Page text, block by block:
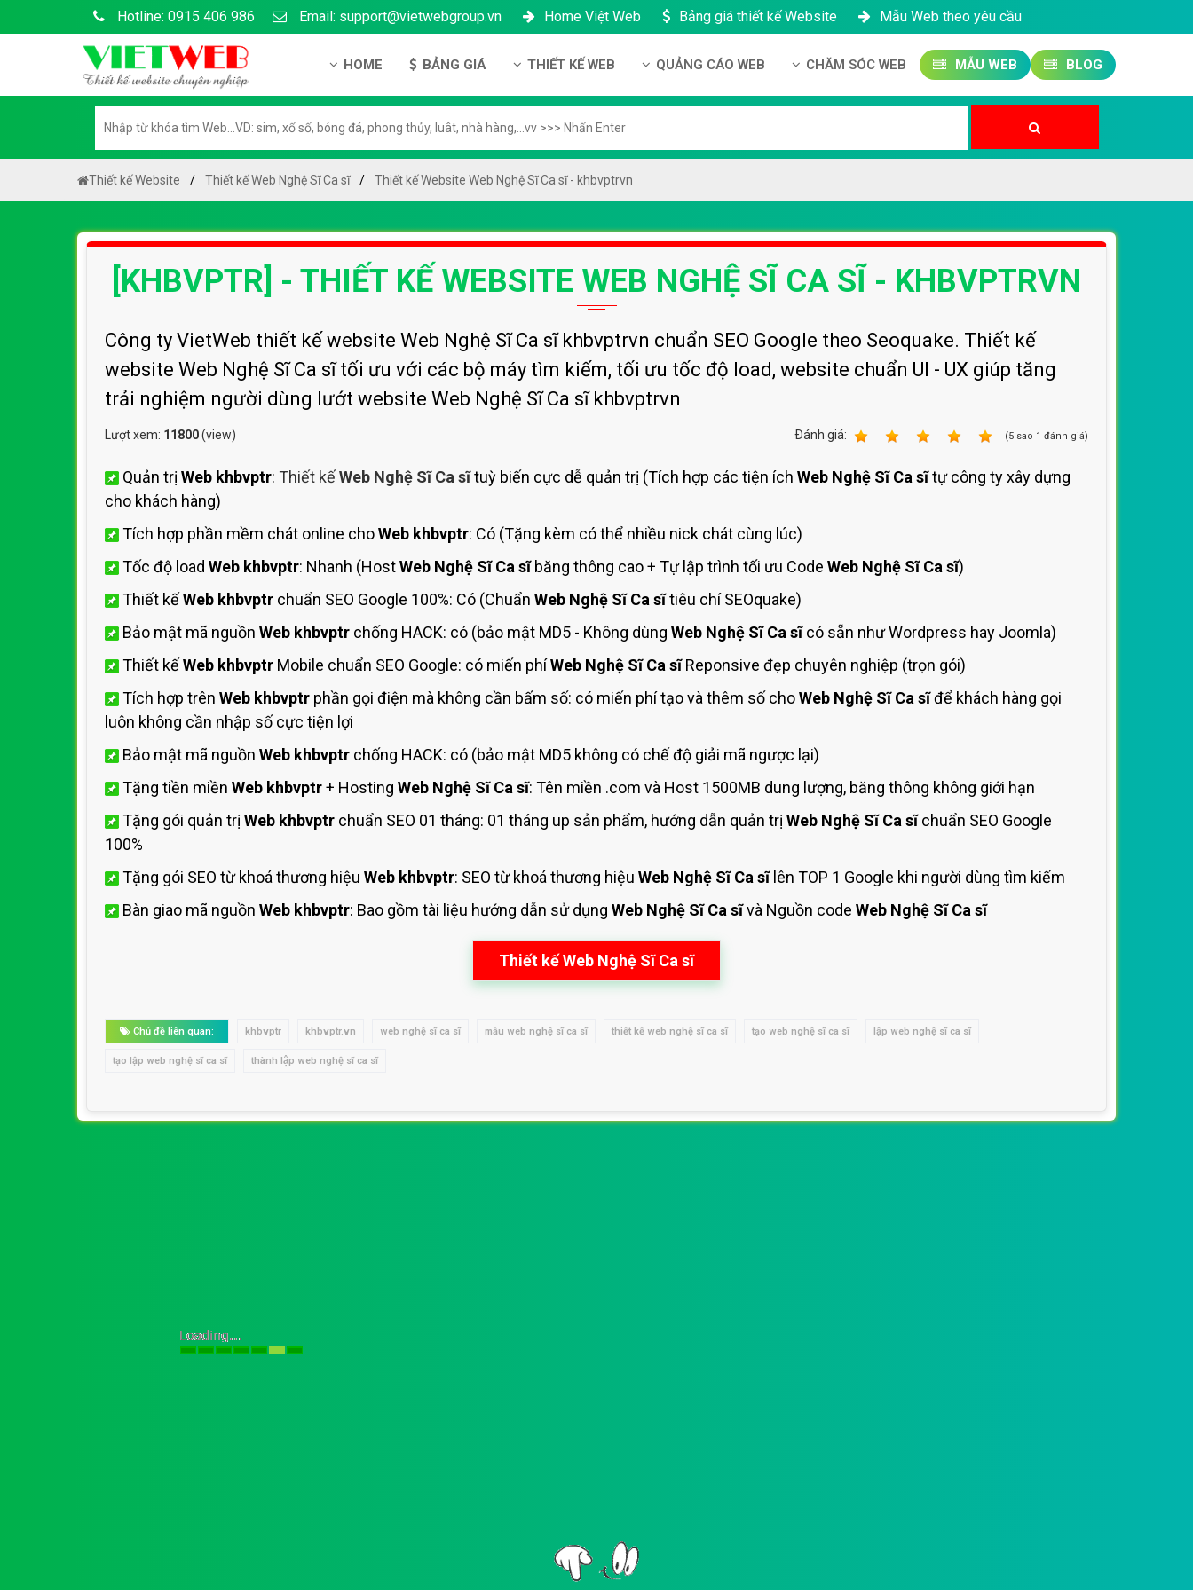
Hotline: 0915 406 986 Email: support@vietwebgroup.vn Home Việt Web Bảng giá thiết kế Website Mẫu Web theo yêu cầu
HOME
Hướng dẫn thanh toán
Chính sách bảo mật
Chính sách bảo hành & bảo trì
Chính sách đại lý
BẢNG GIÁ
Bảng giá thiết kế App Android & IOS
Bảng giá Hosting
Bảng giá thuê VPS
Bảng giá SSL - HTTTS
Bảng giá Email theo tên miền
Bảng giá quảng cáo Google
Bảng giá quản trị Fanpage Facebook
Bảng giá SEO Website
THIẾT KẾ WEB
Thiết kế App
QUẢNG CÁO WEB CHĂM SÓC WEB MẪU WEB BLOG
Thiết kế Website Thiết kế Web Nghệ Sĩ Ca sĩ Thiết kế Website Web Nghệ Sĩ Ca sĩ - khbvptrvn
[KHBVPTR] - THIẾT KẾ WEBSITE WEB NGHỆ SĨ CA SĨ - KHBVPTRVN
Công ty VietWeb thiết kế website Web Nghệ Sĩ Ca sĩ khbvptrvn chuẩn SEO Google theo Seoquake. Thiết kế
website Web Nghệ Sĩ Ca sĩ tối ưu với các bộ máy tìm kiếm, tối ưu tốc độ load, website chuẩn UI - UX giúp tăng
trải nghiệm người dùng lướt website Web Nghệ Sĩ Ca sĩ khbvptrvn
Lượt xem: 11800(view) Ðánh giá: (5 sao 1 đánh giá)
Quản trị Web khbvptr: Thiết kếWeb Nghệ Sĩ Ca sĩtuỳ biến cực dễ quản trị (Tích hợp các tiện ích Web Nghệ Sĩ Ca sĩtự công ty xây dựng
cho khách hàng)
Tích hợp phần mềm chát online choWeb khbvptr: Có (Tặng kèm có thể nhiều nick chát cùng lúc)
Tốc độ load Web khbvptr: Nhanh (HostWeb Nghệ Sĩ Ca sĩbăng thông cao + Tự lập trình tối ưu Code Web Nghệ Sĩ Ca sĩ)
Thiết kếWeb khbvptr chuẩn SEO Google 100%: Có (Chuẩn Web Nghệ Sĩ Ca sĩtiêu chí SEOquake)
Bảo mật mã nguồn Web khbvptr chống HACK: có (bảo mật MD5 - Không dùng Web Nghệ Sĩ Ca sĩcó sẵn như Wordpress hay Joomla)
Thiết kếWeb khbvptr Mobile chuẩn SEO Google: có miến phíWeb Nghệ Sĩ Ca sĩReponsive đẹp chuyên nghiệp (trọn gói)
Tích hợp trên Web khbvptr phần gọi điện mà không cần bấm số: có miến phí tạo và thêm số choWeb Nghệ Sĩ Ca sĩđể khách hàng gọi
luôn không cần nhập số cực tiện lợi
Bảo mật mã nguồn Web khbvptr chống HACK: có (bảo mật MD5 không có chế độ giải mã ngược lại)
Tặng tiền miền Web khbvptr+ Hosting Web Nghệ Sĩ Ca sĩ: Tên miền .com và Host 1500MB dung lượng, băng thông không giới hạn
Tặng gói quản trị Web khbvptr chuẩn SEO 01 tháng: 01 tháng up sản phẩm, hướng dẫn quản trị Web Nghệ Sĩ Ca sĩchuẩn SEO Google
100%
Tặng gói SEO từ khoá thương hiệu Web khbvptr: SEO từ khoá thương hiệu Web Nghệ Sĩ Ca sĩlên TOP 1 Google khi người dùng tìm kiếm
Bàn giao mã nguồn Web khbvptr: Bao gồm tài liệu hướng dẫn sử dụng Web Nghệ Sĩ Ca sĩvà Nguồn code Web Nghệ Sĩ Ca sĩ
Thiết kế Web Nghệ Sĩ Ca sĩ
Chủ đề liên quan: khbvptr khbvptr.vn web nghệ sĩ ca sĩ mẫu web nghệ sĩ ca sĩ thiết kế web nghệ sĩ ca sĩ tạo web nghệ sĩ ca sĩ lập web nghệ sĩ ca sĩ
tạo lập web nghệ sĩ ca sĩ thành lập web nghệ sĩ ca sĩ